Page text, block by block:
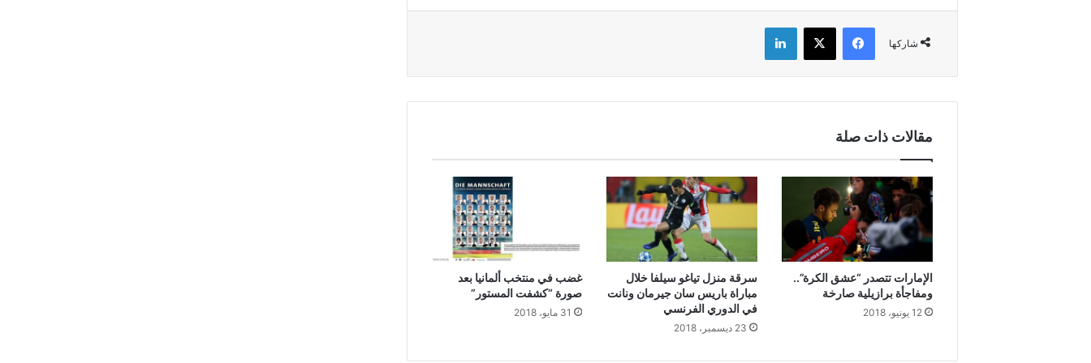
شاركها
فيسبوك X لينكدإن
مقالات ذات صلة
الإمارات تتصدر “عشق الكرة”..
ومفاجأة برازيلية صارخة
12 يونيو، 2018
سرقة منزل تياغو سيلفا خلال
مباراة باريس سان جيرمان ونانت
في الدوري الفرنسي
23 ديسمبر، 2018
غضب في منتخب ألمانيا بعد
صورة “كشفت المستور”
31 مايو، 2018